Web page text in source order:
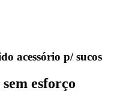
acessório p/ sucos
esforço